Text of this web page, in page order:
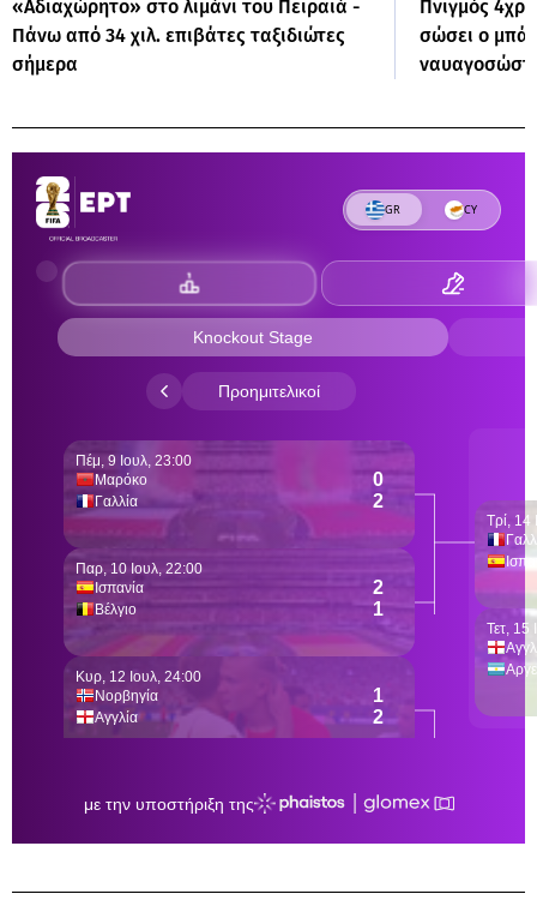
«Αδιαχώρητο» στο λιμάνι του Πειραιά -
Πάνω από 34 χιλ. επιβάτες ταξιδιώτες
σήμερα
Πνιγμός
σώσει ο